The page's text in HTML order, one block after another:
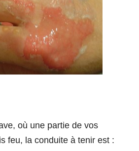
où une partie de vos
feu, la conduite à tenir est :